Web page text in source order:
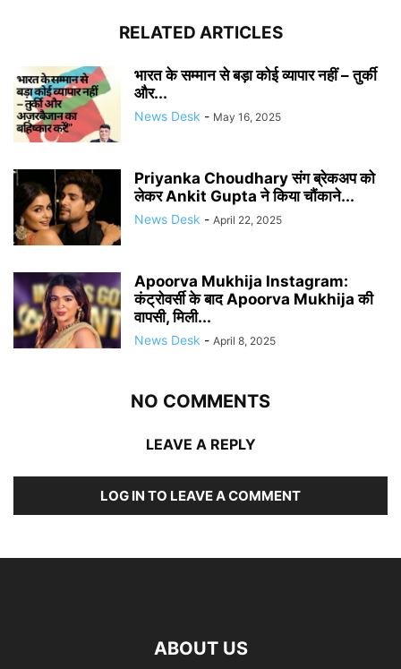
RELATED ARTICLES
भारत के सम्मान से बड़ा कोई व्यापार नहीं – तुर्की
और...
News Desk - May 16, 2025
Priyanka Choudhary संग ब्रेकअप को
लेकर Ankit Gupta ने किया चौंकाने...
News Desk - April 22, 2025
Apoorva Mukhija Instagram:
कंट्रोवर्सी के बाद Apoorva Mukhija की
वापसी, मिली...
News Desk - April 8, 2025
NO COMMENTS
LEAVE A REPLY
LOG IN TO LEAVE A COMMENT
ABOUT US